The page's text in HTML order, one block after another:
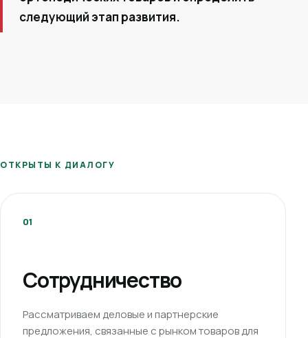
следующий этап развития.
ОТКРЫТЫ К ДИАЛОГУ
01
Сотрудничество
Рассматриваем деловые и партнерские
предложения, связанные с рынком товаров для